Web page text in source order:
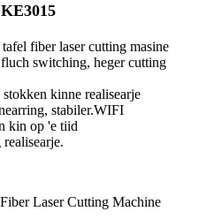
fiber laser cutting masine
switching, heger cutting
kinne realisearje
stabiler.WIFI
kin op 'e tiid